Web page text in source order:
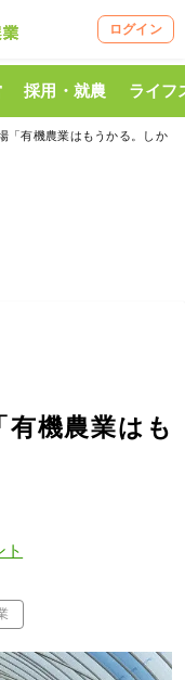
ログイン
採用・就農 ライフ
「有機農業はもうかる。しか
有機農業はも
ト